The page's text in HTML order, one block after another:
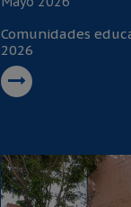
Comunidades
2026